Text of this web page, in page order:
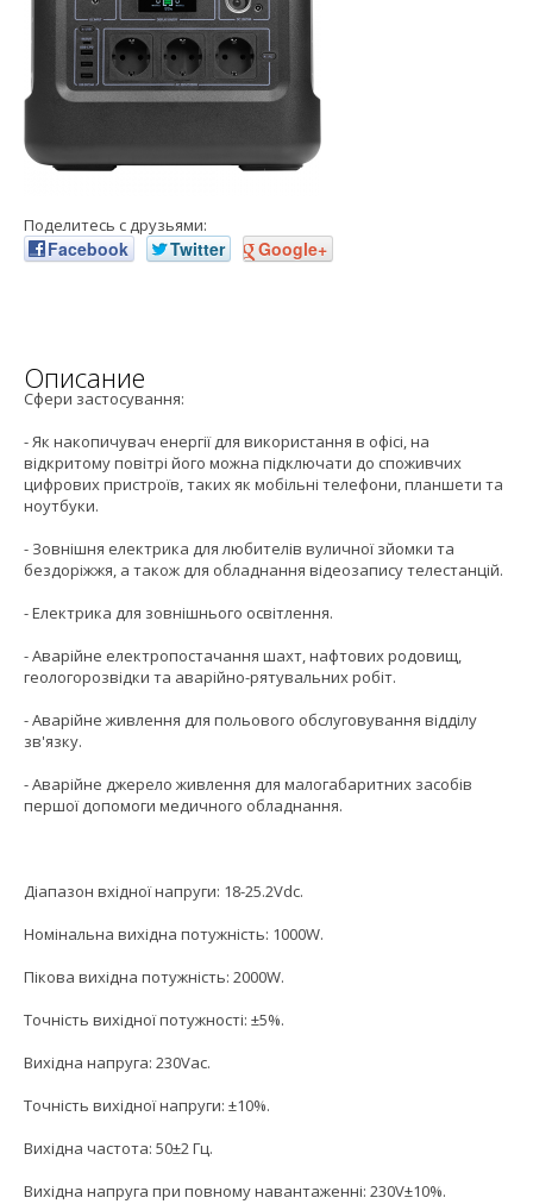
Поделитесь с друзьями:
Facebook Twitter Google+
Описание
Сфери застосування:
- Як накопичувач енергії для використання в офісі, на
відкритому повітрі його можна підключати до споживчих
цифрових пристроїв, таких як мобільні телефони, планшети та
ноутбуки.
- Зовнішня електрика для любителів вуличної зйомки та
бездоріжжя, а також для обладнання відеозапису телестанцій.
- Електрика для зовнішнього освітлення.
- Аварійне електропостачання шахт, нафтових родовищ,
геологорозвідки та аварійно-рятувальних робіт.
- Аварійне живлення для польового обслуговування відділу
зв'язку.
- Аварійне джерело живлення для малогабаритних засобів
першої допомоги медичного обладнання.
Діапазон вхідної напруги: 18-25.2Vdc.
Номінальна вихідна потужність: 1000W.
Пікова вихідна потужність: 2000W.
Точність вихідної потужності: ±5%.
Вихідна напруга: 230Vac.
Точність вихідної напруги: ±10%.
Вихідна частота: 50±2 Гц.
Вихідна напруга при повному навантаженні: 230V±10%.